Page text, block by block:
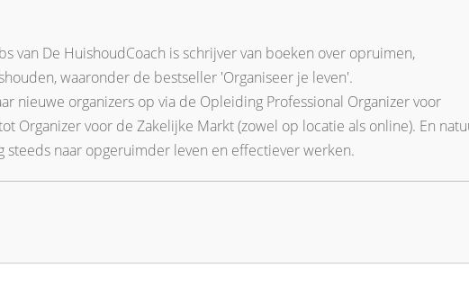
van De HuishoudCoach is schrijver van boeken over opruimen,
waaronder de bestseller 'Organiseer je leven'.
nieuwe organizers op via de Opleiding Professional Organizer voor
Organizer voor de Zakelijke Markt (zowel op locatie als online). En
steeds naar opgeruimder leven en effectiever werken.